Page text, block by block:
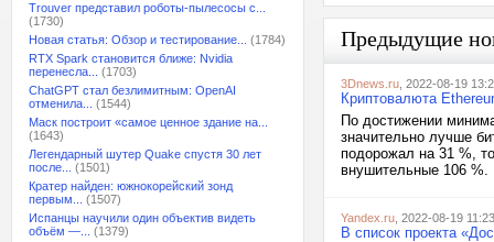
Trouver представил роботы-пылесосы с...
(1730)
Новая статья: Обзор и тестирование...
(1784)
RTX Spark становится ближе: Nvidia
перенесла...
(1703)
ChatGPT стал безлимитным: OpenAI
отменила...
(1544)
Маск построит «самое ценное здание на...
(1643)
Легендарный шутер Quake спустя 30 лет
после...
(1501)
Кратер найден: южнокорейский зонд
первым...
(1507)
Испанцы научили один объектив видеть
объём —...
(1379)
Предыдущие
3Dnews.ru , 2022-08-19
Криптовалюта
По достижении
значительно лучше
подорожал на 31 %,
внушительные 106 %.
Yandex.ru , 2022-08-19 11:23
В список проекта